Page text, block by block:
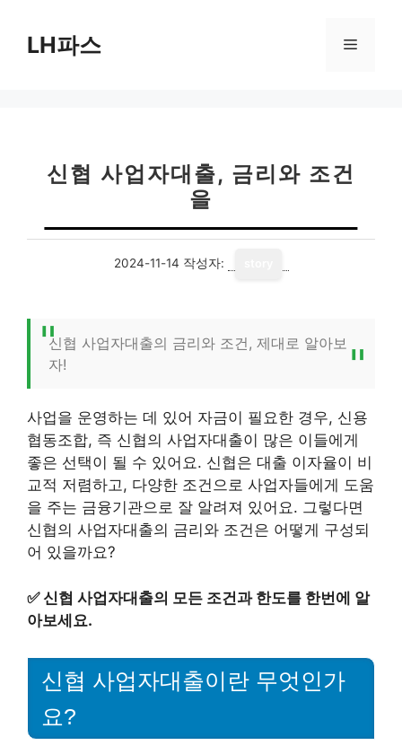
LH파스 메
신협 사업자대출, 금리와 조건
을
2024-11-14 작성자:
신협 사업자대출의 금리와 조건, 제대로 알아보
자!
사업을 운영하는 데 있어 자금이 필요한 경우, 신용
협동조합, 즉 신협의 사업자대출이 많은 이들에게
좋은 선택이 될 수 있어요. 신협은 대출 이자율이 비
교적 저렴하고, 다양한 조건으로 사업자들에게 도움
을 주는 금융기관으로 잘 알려져 있어요. 그렇다면
신협의 사업자대출의 금리와 조건은 어떻게 구성되
어 있을까요?
✅신협 사업자대출의 모든 조건과 한도를 한번에 알
아보세요.
신협 사업자대출이란 무엇인가
요?